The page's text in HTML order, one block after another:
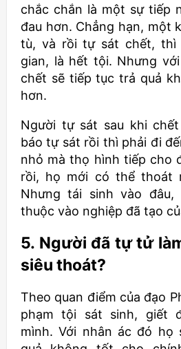
chắc chắn là một sự tiếp
đau hơn. Chẳng hạn, một
tù, và rồi tự sát chết, thì
gian, là hết tội. Nhưng
chết sẽ tiếp tục trả quả
hơn.
Người tự sát sau khi
báo tự sát rồi thì phải đi
nhỏ mà thọ hình tiếp cho
rồi, họ mới có thể thoát
Nhưng tái sinh vào
thuộc vào nghiệp đã tạo
5. Người đã tự tử
siêu thoát?
Theo quan điểm của đạo
phạm tội sát sinh, giết
mình. Với nhân ác đó họ